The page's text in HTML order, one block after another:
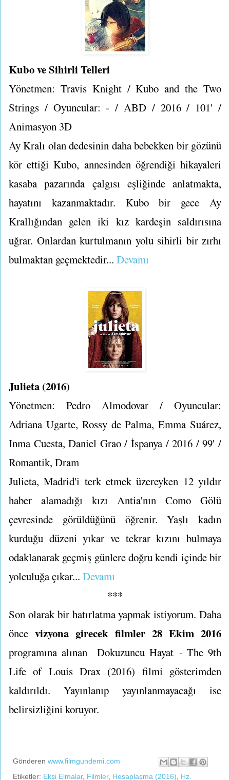
Kubo ve Sihirli Telleri
Yönetmen: Travis Knight / Kubo and the Two
Strings / Oyuncular: - / ABD / 2016 / 101' /
Animasyon 3D
Ay Kralı olan dedesinin daha bebekken bir gözünü
kör ettiği Kubo, annesinden öğrendiği hikayaleri
kasaba pazarında çalgısı eşliğinde anlatmakta,
hayatını kazanmaktadır. Kubo bir gece Ay
Krallığından gelen iki kız kardeşin saldırısına
uğrar. Onlardan kurtulmanın yolu sihirli bir zırhı
bulmaktan geçmektedir... Devamı
Julieta (2016)
Yönetmen: Pedro Almodovar / Oyuncular:
Adriana Ugarte, Rossy de Palma, Emma Suárez,
Inma Cuesta, Daniel Grao / İspanya / 2016 / 99' /
Romantik, Dram
Julieta, Madrid'i terk etmek üzereyken 12 yıldır
haber alamadığı kızı Antia'nın Como Gölü
çevresinde görüldüğünü öğrenir. Yaşlı kadın
kurduğu düzeni yıkar ve tekrar kızını bulmaya
odaklanarak geçmiş günlere doğru kendi içinde bir
yolculuğa çıkar... Devamı
***
Son olarak bir hatırlatma yapmak istiyorum. Daha
önce vizyona girecek filmler 28 Ekim 2016
programına alınan Dokuzuncu Hayat - The 9th
Life of Louis Drax (2016) filmi gösterimden
kaldırıldı. Yayınlanıp yayınlanmayacağı ise
belirsizliğini koruyor.
Gönderen www.filmgundemi.com
Etiketler: Ekşi Elmalar, Filmler, Hesaplaşma (2016) Hz.